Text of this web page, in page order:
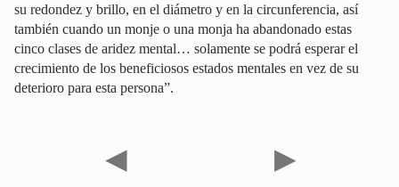
su redondez y brillo, en el diámetro y en la circunferencia, así
también cuando un monje o una monja ha abandonado estas
cinco clases de aridez mental… solamente se podrá esperar el
crecimiento de los beneficiosos estados mentales en vez de su
deterioro para esta persona”.
◀ ▶